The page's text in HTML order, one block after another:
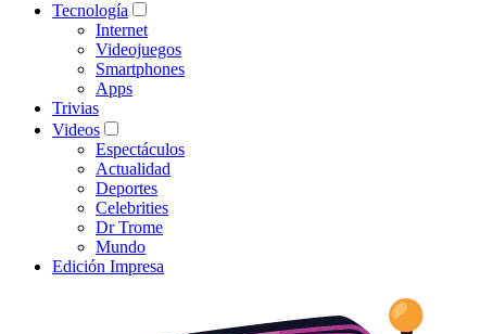
Tecnología
Internet
Videojuegos
Smartphones
Apps
Trivias
Videos
Espectáculos
Actualidad
Deportes
Celebrities
Dr Trome
Mundo
Edición Impresa